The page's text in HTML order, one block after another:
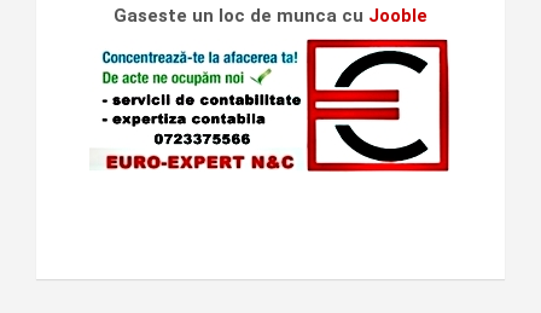
Gaseste un loc de munca cu Jooble